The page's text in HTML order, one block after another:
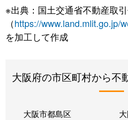
※出典：国土交通省不動産取
（https://www.land.mlit.go.jp/
を加工して作成
大阪府の市区町村から不
大阪市都島区